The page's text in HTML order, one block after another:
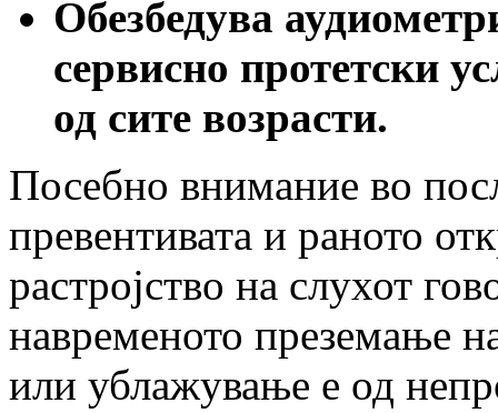
Обезбедува
сервисно протетски
од сите возрасти.
Посебно внимание во
превентивата и раното
растројство на слухот
навременото преземање
или ублажување е од